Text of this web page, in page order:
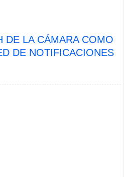
DE LA CÁMARA COMO
DE NOTIFICACIONES